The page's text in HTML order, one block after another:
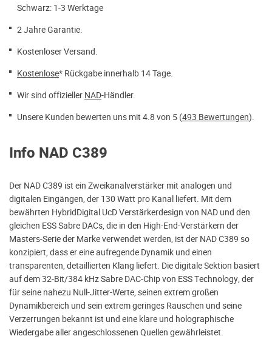
Schwarz: 1-3 Werktage
2 Jahre Garantie.
Kostenloser Versand.
Kostenlose* Rückgabe innerhalb 14 Tage.
Wir sind offizieller NAD-Händler.
Unsere Kunden bewerten uns mit 4.8 von 5 (493 Bewertungen).
Info NAD C389
Der NAD C389 ist ein Zweikanalverstärker mit analogen und
digitalen Eingängen, der 130 Watt pro Kanal liefert. Mit dem
bewährten HybridDigital UcD Verstärkerdesign von NAD und den
gleichen ESS Sabre DACs, die in den High-End-Verstärkern der
Masters-Serie der Marke verwendet werden, ist der NAD C389 so
konzipiert, dass er eine aufregende Dynamik und einen
transparenten, detaillierten Klang liefert. Die digitale Sektion basiert
auf dem 32-Bit/384 kHz Sabre DAC-Chip von ESS Technology, der
für seine nahezu Null-Jitter-Werte, seinen extrem großen
Dynamikbereich und sein extrem geringes Rauschen und seine
Verzerrungen bekannt ist und eine klare und holographische
Wiedergabe aller angeschlossenen Quellen gewährleistet.